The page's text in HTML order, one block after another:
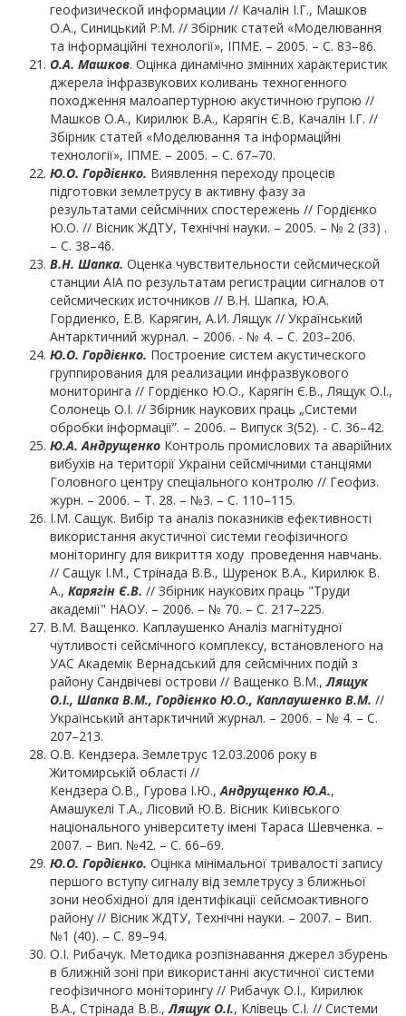
геофизической информации // Качалін I.Г., Машков
О.А., Синицький Р.М. // Збірник статей «Моделювання
та інформаційні технології», ІПМЕ. – 2005. – С. 83–86.
О.А. Машков. Оцінка динамічно змінних характеристик
джерела інфразвукових коливань техногенного
походження малоапертурною акустичною групою //
Машков О.А., Кирилюк В.А., Карягін Є.В, Качалін І.Г. //
Збірник статей «Моделювання та інформаційні
технології», ІПМЕ. – 2005. – С. 67–70.
Ю.О. Гордієнко. Виявлення переходу процесів
підготовки землетрусу в активну фазу за
результатами сейсмічних спостережень // Гордієнко
Ю.О. // Вісник ЖДТУ, Технічні науки. – 2005. – № 2 (33) .
– С. 38–46.
В.Н. Шапка. Оценка чувствительности сейсмической
станции AIA по результатам регистрации сигналов от
сейсмических источников // В.Н. Шапка, Ю.А.
Гордиенко, Е.В. Карягин, А.И. Лящук // Український
Антарктичний журнал. – 2006. - № 4. – С. 203–206.
Ю.О. Гордієнко. Построение систем акустического
группирования для реализации инфразвукового
мониторинга // Гордієнко Ю.О., Карягін Є.В., Лящук О.І.,
Солонець О.І. // Збірник наукових праць „Системи
обробки інформації”. – 2006. – Випуск 3(52). - С. 36–42.
Ю.А. Андрущенко Контроль промислових та аварійних
вибухів на території України сейсмічними станціями
Головного центру спеціального контролю // Геофиз.
журн. – 2006. – Т. 28. – №3. – С. 110–115.
І.М. Сащук. Вибір та аналіз показників ефективності
використання акустичної системи геофізичного
моніторингу для викриття ходу проведення навчань.
// Сащук І.М., Стрінада В.В., Шуренок В.А., Кирилюк В.
А., Карягін Є.В. // Збірник наукових праць "Труди
академії" НАОУ. – 2006. – № 70. – С. 217–225.
В.М. Ващенко. Каплаушенко Аналіз магнітудної
чутливості сейсмічного комплексу, встановленого на
УАС Академік Вернадський для сейсмічних подій з
району Сандвічеві острови // Ващенко В.М.,Лящук
О.І., Шапка В.М., Гордієнко Ю.О., Каплаушенко В.М. //
Український антарктичний журнал. – 2006. – № 4. – С.
207–213.
О.В. Кендзера. Землетрус 12.03.2006 року в
Житомирській області //
Кендзера О.В., Гурова І.Ю.,Андрущенко Ю.А.,
Амашукелі Т.А., Лісовий Ю.В. Вісник Київського
національного університету імені Тараса Шевченка. –
2007. – Вип. №42. – С. 66–69.
Ю.О. Гордієнко. Оцінка мінімальної тривалості запису
першого вступу сигналу від землетрусу з ближньої
зони необхідної для ідентифікації сейсмоактивного
району // Вісник ЖДТУ, Технічні науки. – 2007. – Вип.
№1 (40). – С. 89–94.
О.І. Рибачук. Методика розпізнавання джерел збурень
в ближній зоні при використанні акустичної системи
геофізичного моніторингу // Рибачук О.І., Кирилюк
В.А., Стрінада В.В.,Лящук О.І., Клівець С.І. // Системи